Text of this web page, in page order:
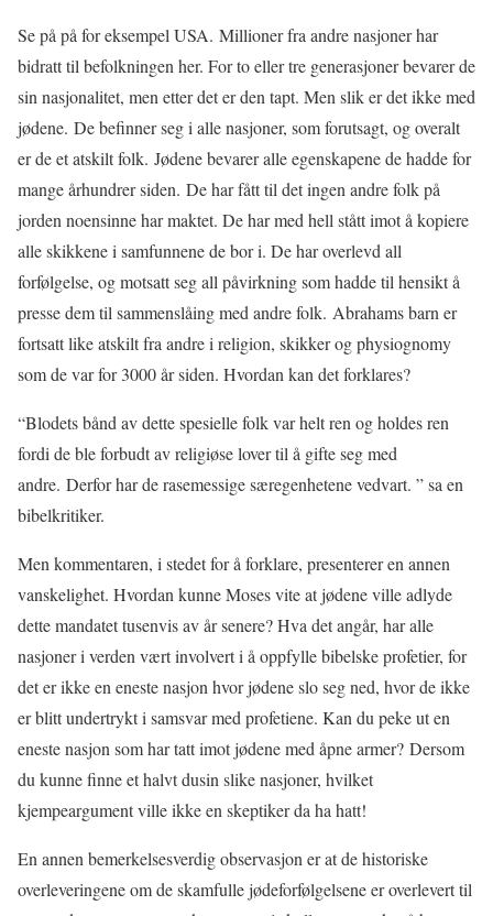
Se på på for eksempel USA. Millioner fra andre nasjoner har
bidratt til befolkningen her. For to eller tre generasjoner bevarer de
sin nasjonalitet, men etter det er den tapt. Men slik er det ikke med
jødene. De befinner seg i alle nasjoner, som forutsagt, og overalt
er de et atskilt folk. Jødene bevarer alle egenskapene de hadde for
mange århundrer siden. De har fått til det ingen andre folk på
jorden noensinne har maktet. De har med hell stått imot å kopiere
alle skikkene i samfunnene de bor i. De har overlevd all
forfølgelse, og motsatt seg all påvirkning som hadde til hensikt å
presse dem til sammenslåing med andre folk. Abrahams barn er
fortsatt like atskilt fra andre i religion, skikker og physiognomy
som de var for 3000 år siden. Hvordan kan det forklares?
“Blodets bånd av dette spesielle folk var helt ren og holdes ren
fordi de ble forbudt av religiøse lover til å gifte seg med
andre. Derfor har de rasemessige særegenhetene vedvart. ” sa en
bibelkritiker.
Men kommentaren, i stedet for å forklare, presenterer en annen
vanskelighet. Hvordan kunne Moses vite at jødene ville adlyde
dette mandatet tusenvis av år senere? Hva det angår, har alle
nasjoner i verden vært involvert i å oppfylle bibelske profetier, for
det er ikke en eneste nasjon hvor jødene slo seg ned, hvor de ikke
er blitt undertrykt i samsvar med profetiene. Kan du peke ut en
eneste nasjon som har tatt imot jødene med åpne armer? Dersom
du kunne finne et halvt dusin slike nasjoner, hvilket
kjempeargument ville ikke en skeptiker da ha hatt!
En annen bemerkelsesverdig observasjon er at de historiske
overleveringene om de skamfulle jødeforfølgelsene er overlevert til